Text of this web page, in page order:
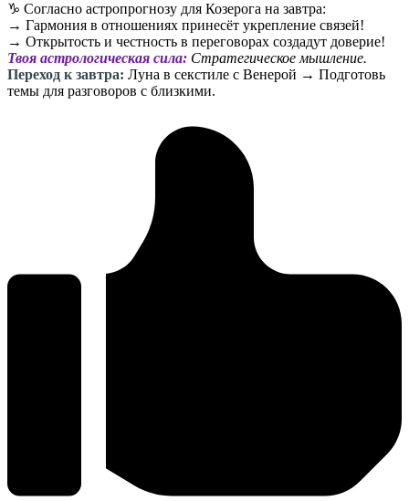
♑️ Согласно астропрогнозу для Козерога на завтра:
→ Гармония в отношениях принесёт укрепление связей!
→ Открытость и честность в переговорах создадут доверие!
Твоя астрологическая сила: Стратегическое мышление.
Переход к завтра: Луна в секстиле с Венерой → Подготовь
темы для разговоров с близкими.